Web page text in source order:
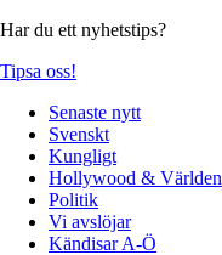
Har du ett nyhetstips?
Tipsa oss!
Senaste nytt
Svenskt
Kungligt
Hollywood & Världen
Politik
Vi avslöjar
Kändisar A-Ö